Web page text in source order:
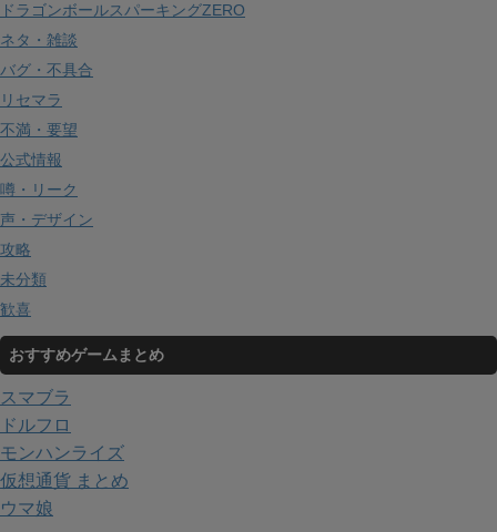
ドラゴンボールスパーキングZERO
ネタ・雑談
バグ・不具合
リセマラ
不満・要望
公式情報
噂・リーク
声・デザイン
攻略
未分類
歓喜
おすすめゲームまとめ
スマブラ
ドルフロ
モンハンライズ
仮想通貨 まとめ
ウマ娘